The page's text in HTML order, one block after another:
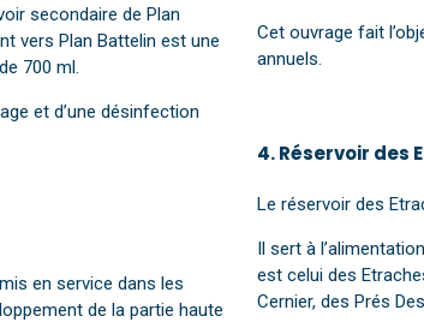
secondaire de Plan
vers Plan Battelin est une
700 ml.
et d’une désinfection
en service dans les
de la partie haute
Cet ouvrage fait
annuels.
4. Réservoir des
Le réservoir des
Il sert à
est celui des
Cernier, des Prés